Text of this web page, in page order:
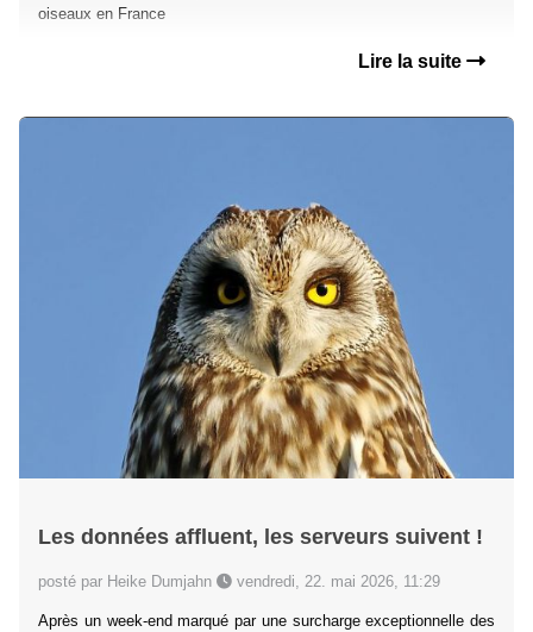
oiseaux en France
Lire la suite
Les données affluent, les serveurs suivent !
posté par Heike Dumjahn vendredi, 22. mai 2026, 11:29
Après un week-end marqué par une surcharge exceptionnelle des